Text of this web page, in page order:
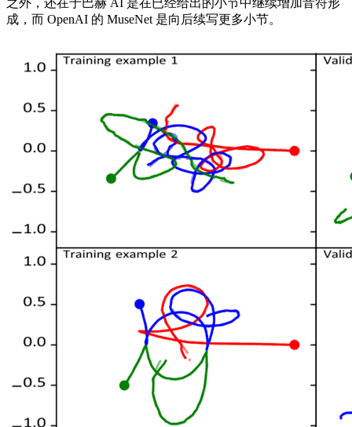
成，而 OpenAI 的 MuseNet 是向后续写更多小节。